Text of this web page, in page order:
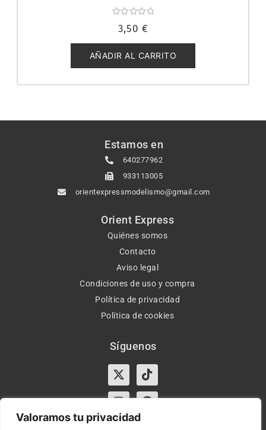
Valoramos tu privacidad
con
de
5
3,50 €
AÑADIR AL CARRITO
Estamos en
640277962
933113005
orientexpressmodelismo@gmail.com
Orient Express
Quiénes somos
Contacto
Aviso legal
Condiciones de uso y compra
Política de privacidad
Política de cookies
Síguenos
X-
twitter
Tiktok
InstagramFacebook